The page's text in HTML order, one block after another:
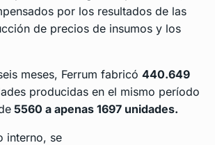
por los resultados de las
de precios de insumos y los
meses, Ferrum fabricó 440.649
producidas en el mismo período
5560 a apenas 1697 unidades.
interno, se